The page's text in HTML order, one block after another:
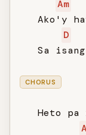
Am
Ako'y
D
Sa
CHORUS
Heto pa